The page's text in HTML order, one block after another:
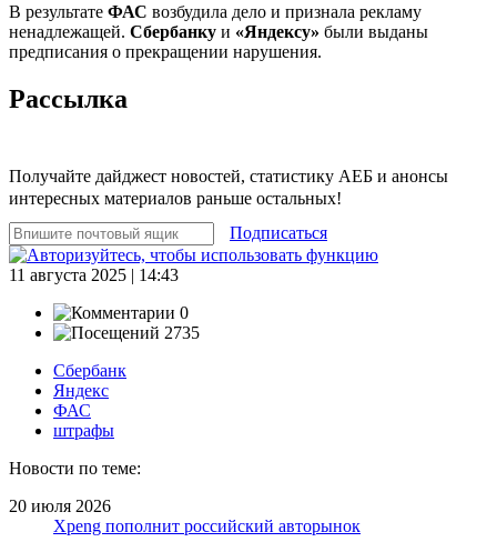
В результате ФАС возбудила дело и признала рекламу
ненадлежащей. Сбербанку и «Яндексу» были выданы
предписания о прекращении нарушения.
Рассылка
Получайте дайджест новостей, статистику АЕБ и анонсы
интересных материалов раньше остальных!
Подписаться
11 августа 2025 | 14:43
0
2735
Сбербанк
Яндекс
ФАС
штрафы
Новости по теме:
20 июля 2026
Xpeng пополнит российский авторынок